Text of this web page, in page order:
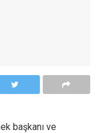
başkanı ve